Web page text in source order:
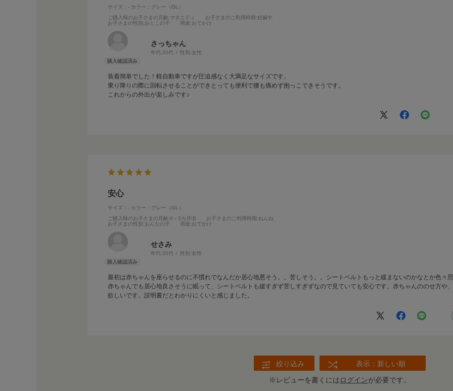
サイズ：- カラー：グレー（GL）
ご購入時のお子さまの月齢:マタニティ お子さまのご利用時期 :妊娠中
お子さまの性別 :おとこの子 用途:おでかけ
さっちゃん
年代:20代 性別:女性
装着簡単でした！軽自動車ですが圧迫感なく大満足なサイズです。
乗り降りの際に回転させることができとっても便利で腰も痛めず抱っこできそうです。
これからの外出が楽しみです♪
安心
サイズ：- カラー：グレー（GL）
ご購入時のお子さまの月齢:0～3カ月頃 お子さまのご利用時期 :ねんね
お子さまの性別 :おんなの子 用途:おでかけ
せさみ
年代:20代 性別:女性
最初は赤ちゃんを座らせるのに不慣れでなんだか居心地悪そう。。苦しそう。。シートベルトもっと緩まないのかなとか色々
赤ちゃんでも居心地良さそうに眠って、シートベルトも緩すぎず苦しすぎずなので見ていても安心です。赤ちゃんののせ方や
欲しいです。説明書だとわかりにくいと感じました。
絞り込み
表示：新しい順
※レビューを書くにはログインが必要です。